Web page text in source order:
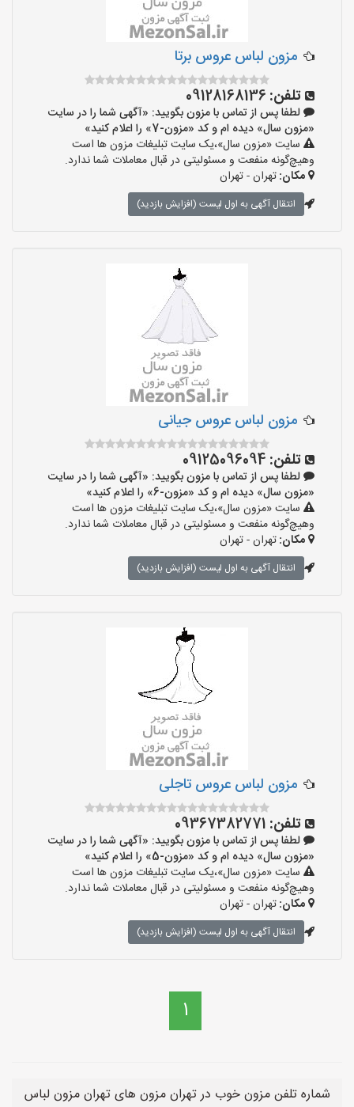
مزون لباس عروس برتا
تلفن: 09128168136
لطفا پس از تماس با مزون بگویید: «آگهی شما را در سایت
«مزون سال» دیده ام و کد «مزون-7» را اعلام کنید»
سایت «مزون سال»،یک سایت تبلیغات مزون ها است
وهیچ‌گونه منفعت و مسئولیتی در قبال معاملات شما ندارد.
مکان:تهران - تهران
انتقال آگهی به اول لیست (افزایش بازدید)
مزون لباس عروس جیانی
تلفن: 09125096094
لطفا پس از تماس با مزون بگویید: «آگهی شما را در سایت
«مزون سال» دیده ام و کد «مزون-6» را اعلام کنید»
سایت «مزون سال»،یک سایت تبلیغات مزون ها است
وهیچ‌گونه منفعت و مسئولیتی در قبال معاملات شما ندارد.
مکان:تهران - تهران
انتقال آگهی به اول لیست (افزایش بازدید)
مزون لباس عروس تاجلی
تلفن: 09367382771
لطفا پس از تماس با مزون بگویید: «آگهی شما را در سایت
«مزون سال» دیده ام و کد «مزون-5» را اعلام کنید»
سایت «مزون سال»،یک سایت تبلیغات مزون ها است
وهیچ‌گونه منفعت و مسئولیتی در قبال معاملات شما ندارد.
مکان:تهران - تهران
انتقال آگهی به اول لیست (افزایش بازدید)
1
شماره تلفن مزون خوب در تهران مزون های تهران مزون لباس